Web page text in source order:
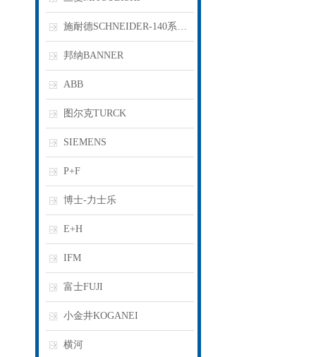
施耐德SCHNEIDER-140系列PLC
邦纳BANNER
ABB
图尔克TURCK
SIEMENS
P+F
博士-力士乐
E+H
IFM
富士FUJI
小金井KOGANEI
横河